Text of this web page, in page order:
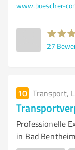
www.buescher-
27
10 Transport,
Professionelle
in Bad Bentheim